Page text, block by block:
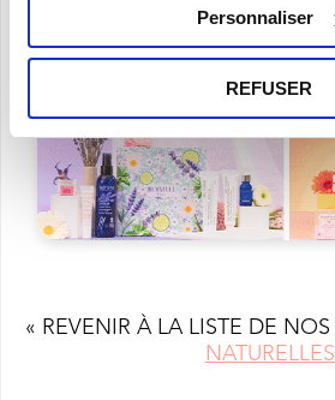
Personnaliser
REFUSER
« REVENIR À LA LISTE DE NOS
NATURELLES